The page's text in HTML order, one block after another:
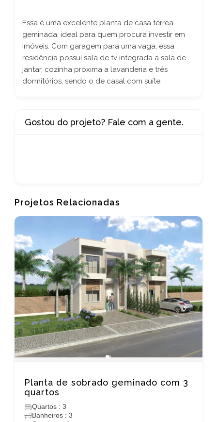
Essa é uma excelente planta de casa térrea
geminada, ideal para quem procura investir em
imóveis. Com garagem para uma vaga, essa
residência possui sala de tv integrada a sala de
jantar, cozinha próxima a lavanderia e três
dormitórios, sendo o de casal com suíte.
Gostou do projeto? Fale com a gente.
Projetos Relacionadas
Planta de sobrado geminado com 3
quartos
Quartos : 3
Banheiros : 3